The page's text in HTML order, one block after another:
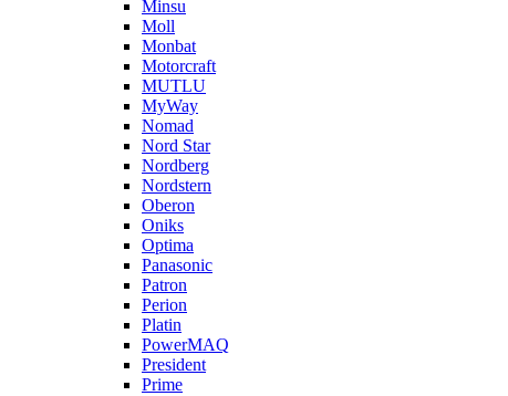
Minsu
Moll
Monbat
Motorcraft
MUTLU
MyWay
Nomad
Nord Star
Nordberg
Nordstern
Oberon
Oniks
Optima
Panasonic
Patron
Perion
Platin
PowerMAQ
President
Prime